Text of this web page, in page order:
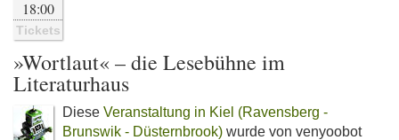
18:00
Tickets
»Wortlaut« – die Lesebühne im
Literaturhaus
Diese Veranstaltung in Kiel (Ravensberg -
Brunswik - Düsternbrook) wurde von venyoobot